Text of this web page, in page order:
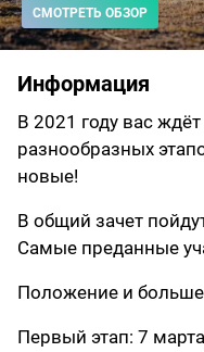
СМОТРЕТЬ ОБЗОР
Информация
В 2021 году вас
разнообразных
новые!
В общий зачет
Самые преданные
Положение и
Первый этап: 7